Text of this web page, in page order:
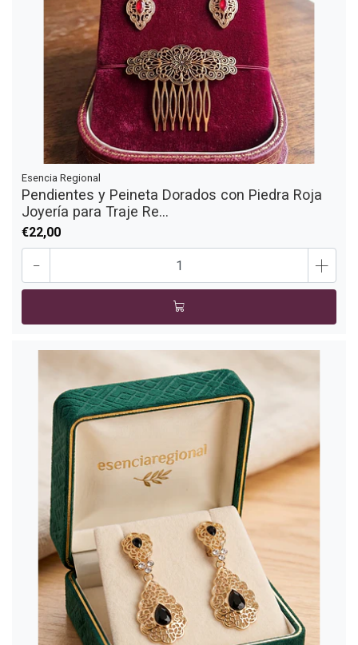
Esencia Regional
Pendientes y Peineta Dorados con Piedra Roja
Joyería para Traje Re...
€22,00
- +